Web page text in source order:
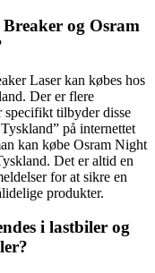
og Osram
Laser kan købes hos
Der er flere
specifikt tilbyder disse
på internettet
kan købe Osram Night
Det er altid en
for at sikre en
produkter.
i lastbiler og